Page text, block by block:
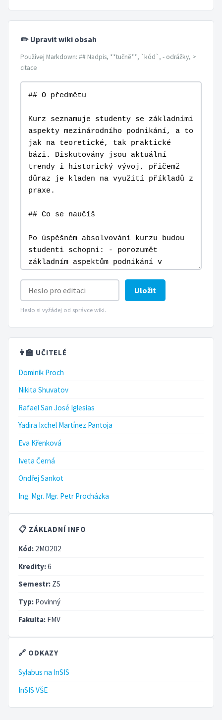
✏️ Upravit wiki obsah
Používej Markdown: ## Nadpis, **tučně**, `kód`, - odrážky, >
citace
Uložit
Heslo si vyžádej od správce wiki.
👨‍🏫 UČITELÉ
Dominik Proch
Nikita Shuvatov
Rafael San José Iglesias
Yadira Ixchel Martínez Pantoja
Eva Křenková
Iveta Černá
Ondřej Sankot
Ing. Mgr. Mgr. Petr Procházka
📋 ZÁKLADNÍ INFO
Kód: 2MO202
Kredity:6
Semestr: ZS
Typ: Povinný
Fakulta: FMV
🔗 ODKAZY
Sylabus na InSIS
InSIS VŠE